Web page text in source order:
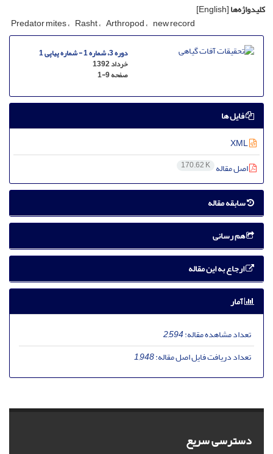
کلیدواژه‌ها[English]
Predator mites Rasht Arthropod new record
دوره 3، شماره 1 - شماره پیاپی 1
خرداد 1392
صفحه1-9
فایل ها
اصل مقاله 170.62 K
سابقه مقاله
هم رسانی
ارجاع به این مقاله
آمار
تعداد مشاهده مقاله:2,594
تعداد دریافت فایل اصل مقاله:1,948
دسترسی سریع